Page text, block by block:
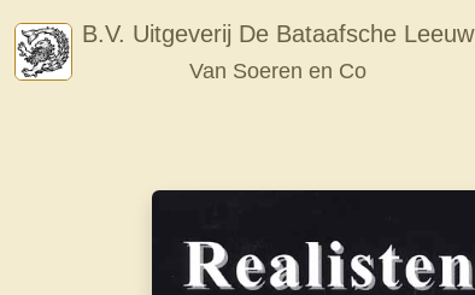
content
B.V. Uitgeverij De Bataafsche Leeuw
Van Soeren en Co